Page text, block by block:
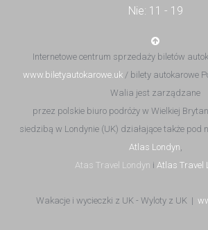
Nie: 11 - 19
Internetowe centrum sprzedaży biletów
www.biletyautokarowe.uk / bilety autokarowe
Walia jest zarządzane
przez polskie biuro podróży w Wielkiej
siedzibą w Londynie (UK) działające także
Atlas Londyn
Atas Travel Londyn i Atlas Travel
Wakacje i wycieczki z UK - Wyloty z UK |